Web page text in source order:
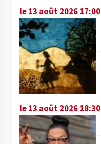
le 13 août 2026 17:00
le 13 août 2026 18:30